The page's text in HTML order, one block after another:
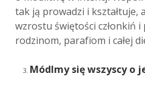
tak ją prowadzi i kształtuje,
wzrostu świętości członkiń i
rodzinom, parafiom i całej
Módlmy się wszyscy o